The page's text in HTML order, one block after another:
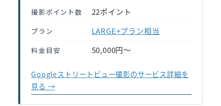
撮影ポイント数 22ポイント
プラン LARGE+プラン相当
料金目安 50,000円〜
Googleストリートビュー撮影のサービス詳細を
見る →